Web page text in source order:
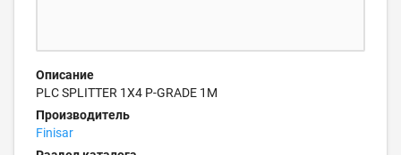
Описание
PLC SPLITTER 1X4 P-GRADE 1M
Производитель
Finisar